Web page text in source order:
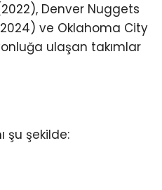
Denver Nuggets
ve Oklahoma City
ulaşan takımlar
şu şekilde: